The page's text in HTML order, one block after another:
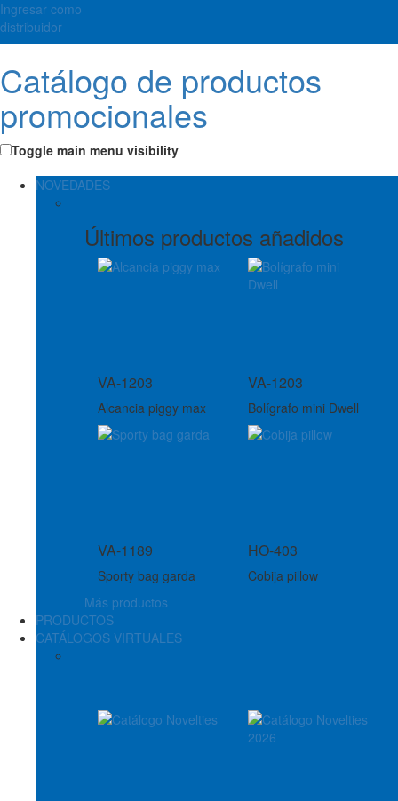
Ingresar como
distribuidor
Catálogo de productos
promocionales
Toggle main menu visibility
NOVEDADES
Últimos productos añadidos
VA-1203
Alcancia piggy max
VA-1203
Bolígrafo mini Dwell
VA-1189
Sporty bag garda
HO-403
Cobija pillow
Más productos
PRODUCTOS
CATÁLOGOS VIRTUALES